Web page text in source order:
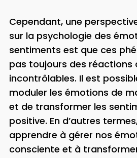
Cependant, une
sur la psychologie des
sentiments est que ces
pas toujours des
incontrôlables. Il est
moduler les émotions de
et de transformer les
positive. En d’autres
apprendre à gérer nos
consciente et à